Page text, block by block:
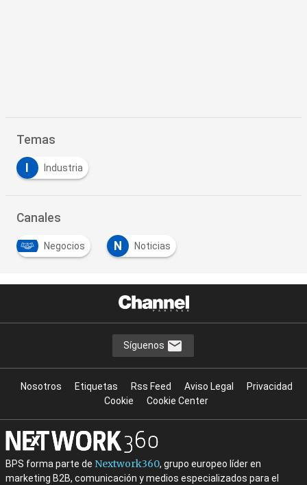
Temas
Industria
Canales
Negocios N Noticias
Síguenos
Nosotros Etiquetas Rss Feed Aviso Legal
Privacidad
Cookie
Cookie Center
BPS forma parte de Nextwork360, grupo europeo líder en
marketing B2B, comunicación y medios especializados para el